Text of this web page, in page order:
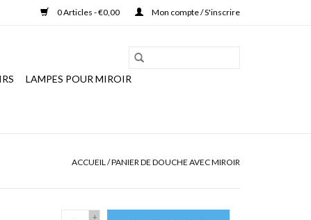
0 Articles - €0,00 Mon compte / S'inscrire
LAMPES POUR MIROIR
ACCUEIL/PANIER DE DOUCHE AVEC MIROIR
+